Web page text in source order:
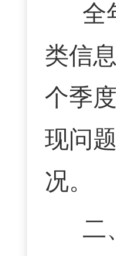
全
类信
个季
现问
况。
二